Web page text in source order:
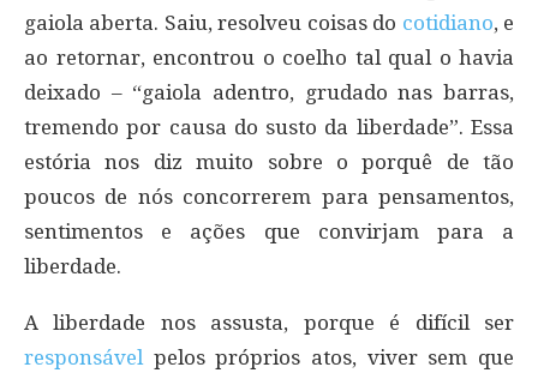
gaiola aberta. Saiu, resolveu coisas do cotidiano, e
ao retornar, encontrou o coelho tal qual o havia
deixado – “gaiola adentro, grudado nas barras,
tremendo por causa do susto da liberdade”. Essa
estória nos diz muito sobre o porquê de tão
poucos de nós concorrerem para pensamentos,
sentimentos e ações que convirjam para a
liberdade.
A liberdade nos assusta, porque é difícil ser
responsávelpelos próprios atos, viver sem que